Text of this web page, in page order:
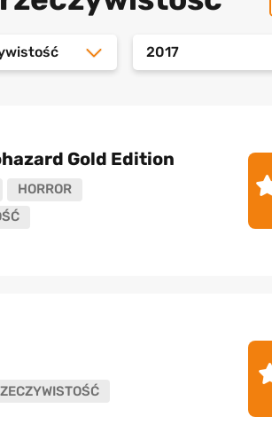
2017
Gold Edition
HORROR